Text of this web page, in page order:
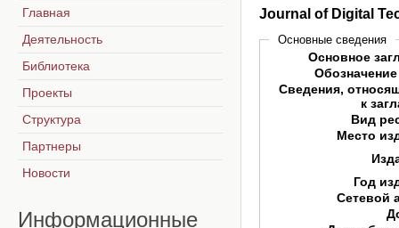
Journal of Digital
Основные сведения
Основное
Сведения,
к
Вид
Место
Год
Сетевой
Главная
Деятельность
Библиотека
Проекты
Структура
Партнеры
Новости
Информационные